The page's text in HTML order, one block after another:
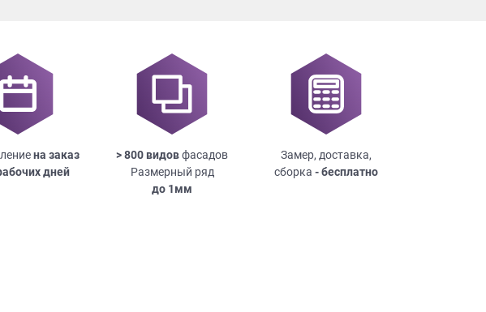
на заказ
дней
> 800 видовфасадов
Размерный ряд
до 1мм
Замер, доставка,
сборка - бесплатно